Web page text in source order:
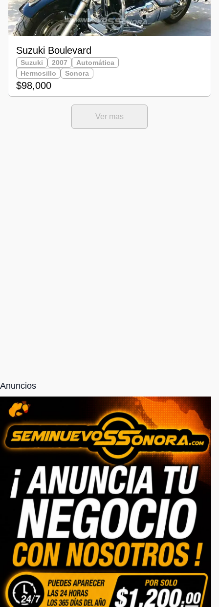
Suzuki Boulevard
Suzuki 2007
Automática
Hermosillo
Sonora
$98,000
Ver mas
Anuncios